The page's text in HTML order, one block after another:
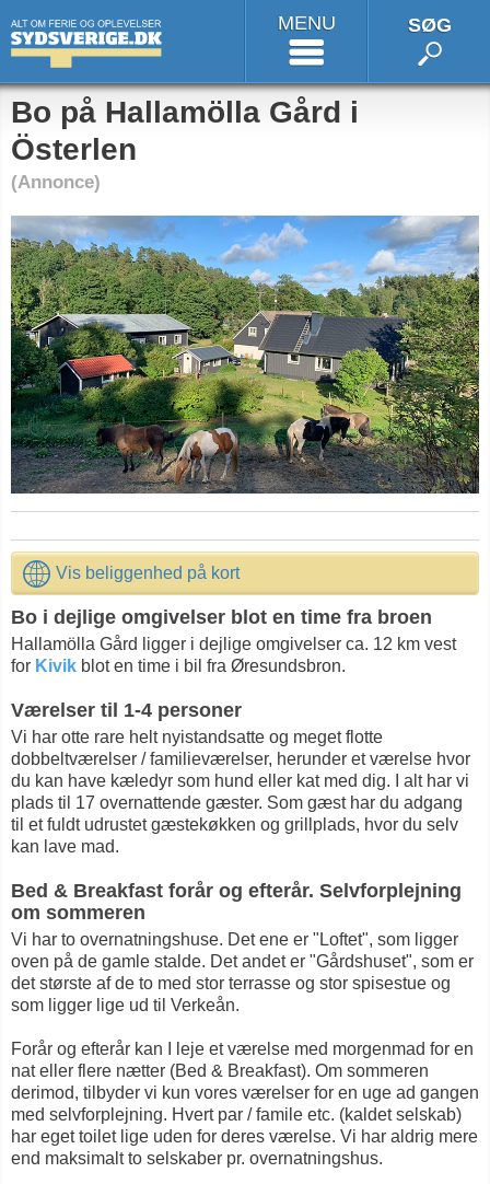
MENU SØG
Bo på Hallamölla Gård i
Österlen
(Annonce)
Vis beliggenhed på kort
Bo i dejlige omgivelser blot en time fra broen
Hallamölla Gård ligger i dejlige omgivelser ca. 12 km vest
for Kivik blot en time i bil fra Øresundsbron.
Værelser til 1-4 personer
Vi har otte rare helt nyistandsatte og meget flotte
dobbeltværelser / familieværelser, herunder et værelse hvor
du kan have kæledyr som hund eller kat med dig. I alt har vi
plads til 17 overnattende gæster. Som gæst har du adgang
til et fuldt udrustet gæstekøkken og grillplads, hvor du selv
kan lave mad.
Bed & Breakfast forår og efterår. Selvforplejning
om sommeren
Vi har to overnatningshuse. Det ene er "Loftet", som ligger
oven på de gamle stalde. Det andet er "Gårdshuset", som er
det største af de to med stor terrasse og stor spisestue og
som ligger lige ud til Verkeån.
Forår og efterår kan I leje et værelse med morgenmad for en
nat eller flere nætter (Bed & Breakfast). Om sommeren
derimod, tilbyder vi kun vores værelser for en uge ad gangen
med selvforplejning. Hvert par / famile etc. (kaldet selskab)
har eget toilet lige uden for deres værelse. Vi har aldrig mere
end maksimalt to selskaber pr. overnatningshus.